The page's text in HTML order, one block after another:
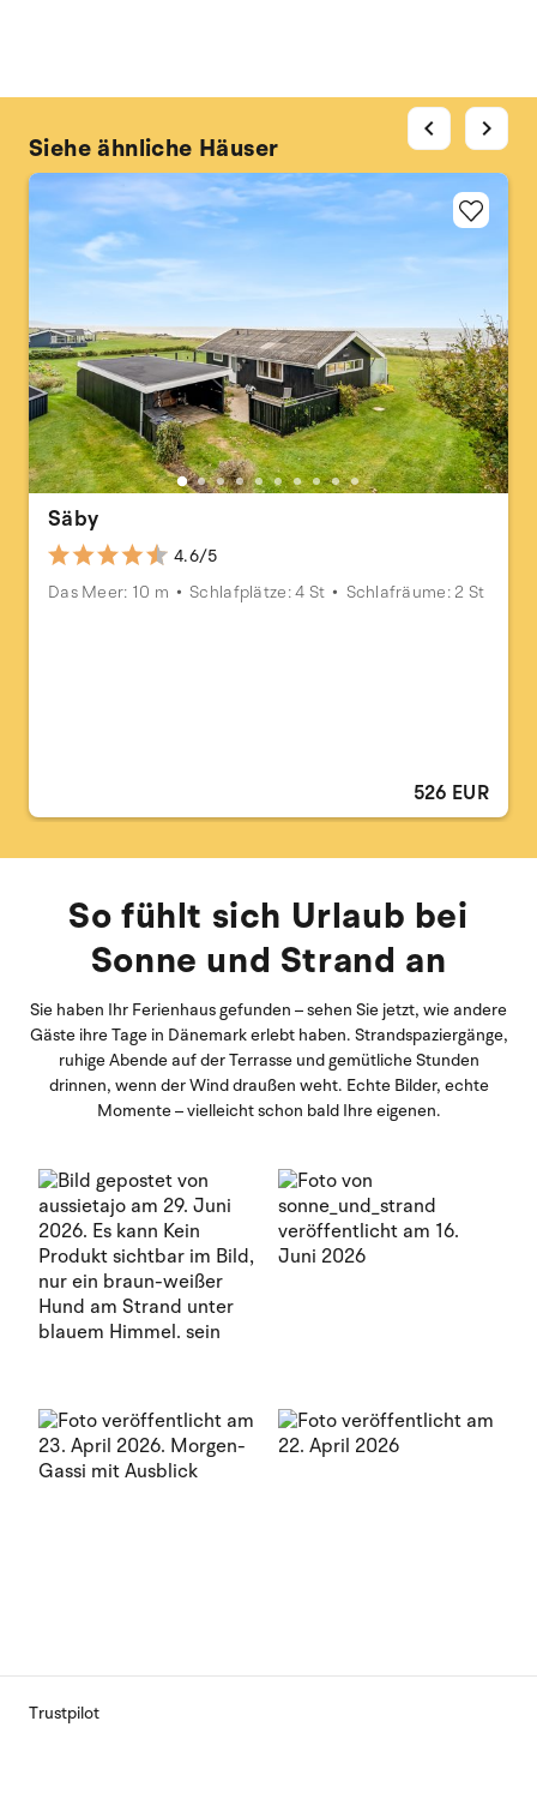
Siehe ähnliche Häuser
Säby
4.6/5
Das Meer: 10 m
Schlafplätze: 4 St Schlafräume: 2 St
526 EUR
chevron_left chevron_right
So fühlt sich Urlaub bei
Sonne und Strand an
Sie haben Ihr Ferienhaus gefunden – sehen Sie jetzt, wie andere
Gäste ihre Tage in Dänemark erlebt haben. Strandspaziergänge,
ruhige Abende auf der Terrasse und gemütliche Stunden
drinnen, wenn der Wind draußen weht. Echte Bilder, echte
Momente – vielleicht schon bald Ihre eigenen.
Trustpilot